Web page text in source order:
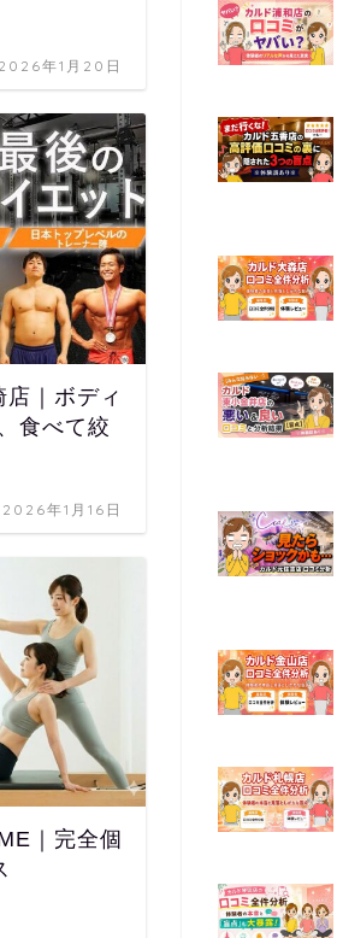
2026年1月20日
｜ボディ
食べて絞
2026年1月16日
｜完全個